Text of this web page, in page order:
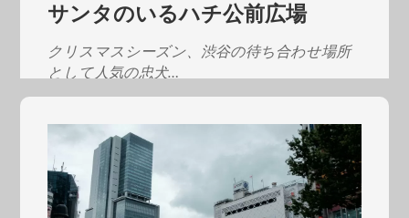
サンタのいるハチ公前広場
クリスマスシーズン、渋谷の待ち合わせ場所
として人気の忠犬…